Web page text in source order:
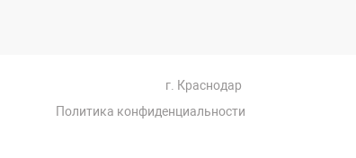
г. Краснодар
Политика конфиденциальности